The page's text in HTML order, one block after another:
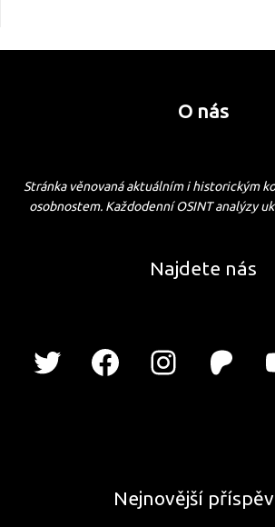
O nás
Stránka věnovaná aktuálním i historickým
osobnostem. Každodenní OSINT analýzy
Najdete nás
Nejnovější